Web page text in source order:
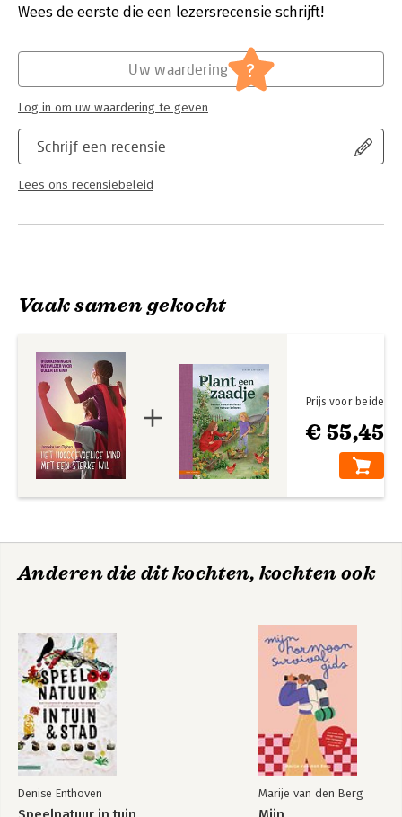
Janneke van Olphen is psycholoog en specialist in
Verschijningsdatum:
21-4-2017
Wees de eerste die een lezersrecensie schrijft!
Schrijf een recensie
Lees ons recensiebeleid
Uw waardering ?
Log in om uw waardering te geven
Vaak samen gekocht
€ 55,45
Prijs voor beide
Anderen die dit kochten, kochten ook
Denise Enthoven Marije van den Berg